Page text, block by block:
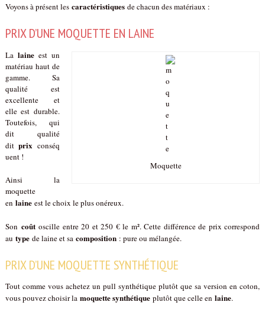
Voyons à présent les caractéristiques de chacun des matériaux :
PRIX D’UNE MOQUETTE EN LAINE
Moquette
Lalaine est un
matériau haut de
gamme. Sa
qualité est
excellente et
elle est durable.
Toutefois, qui
dit qualité
ditprix conséq
uent !
Ainsi la
moquette
en laine est le choix le plus onéreux.
Son coût oscille entre 20 et 250 € le m². Cette différence de prix correspond
au type de laine et sa composition : pure ou mélangée.
PRIX D’UNE MOQUETTE SYNTHÉTIQUE
Tout comme vous achetez un pull synthétique plutôt que sa version en coton,
vous pouvez choisir la moquette synthétique plutôt que celle en laine.